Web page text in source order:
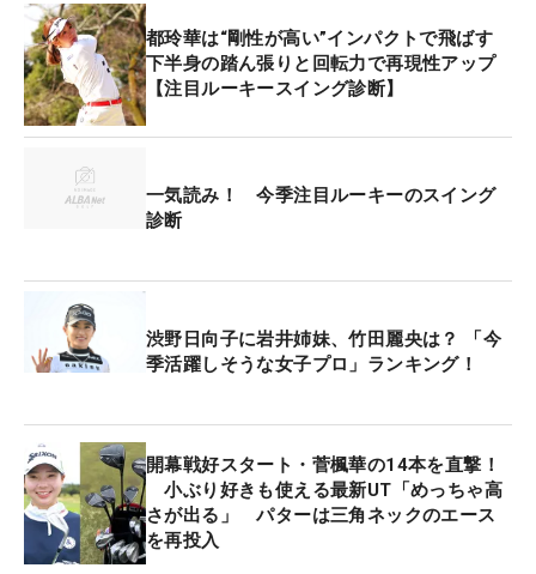
そんな飛ばし屋の入谷のスイングに「いいですね
～。力強い。技術とパワーが融合したスイング」と
石井は切り出す。
「バックスイングだけを観ると上半身が横回転をし
ていく感じなので、前傾が起き上がっているように
見えますよね」と左肩が下がってアゴの下に入って
くるような回転ではなく、左ワキ腹を縮める側屈は
位置となるのだが、起き上がることでパワーは逃げ
たりしないのだろうか。
み込んでいく。少しトップの位置を高くして、一気
に左下にシットダウン」と手元が上がりきる前に下
半身が沈んでいく。「めちゃくちゃいい。この切り
返し」と石井は絶賛。「地面反力を最大限に使え
る」“踏み込み”ができており、これが飛距離にもつ
都玲華は“剛性が高い”インパクトで飛ばす
下半身の踏ん張りと回転力で再現性アップ
【注目ルーキースイング診断】
一気読み！ 今季注目ルーキーのスイング
診断
渋野日向子に岩井姉妹、竹田麗央は？ 「今
季活躍しそうな女子プロ」ランキング！
開幕戦好スタート・菅楓華の14本を直撃！
小ぶり好きも使える最新UT「めっちゃ高
さが出る」 パターは三角ネックのエース
を再投入